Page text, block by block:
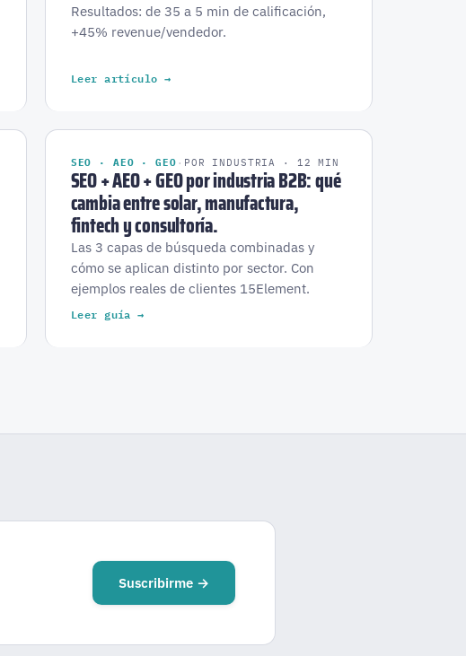
Resultados: de 35 a 5 min de calificación,
+45% revenue/vendedor.
Leer artículo →
SEO · AEO · GEO · POR INDUSTRIA · 12 MIN
SEO + AEO + GEO por industria B2B: qué
cambia entre solar, manufactura,
fintech y consultoría.
Las 3 capas de búsqueda combinadas y
cómo se aplican distinto por sector. Con
ejemplos reales de clientes 15Element.
Leer guía →
Suscribirme →